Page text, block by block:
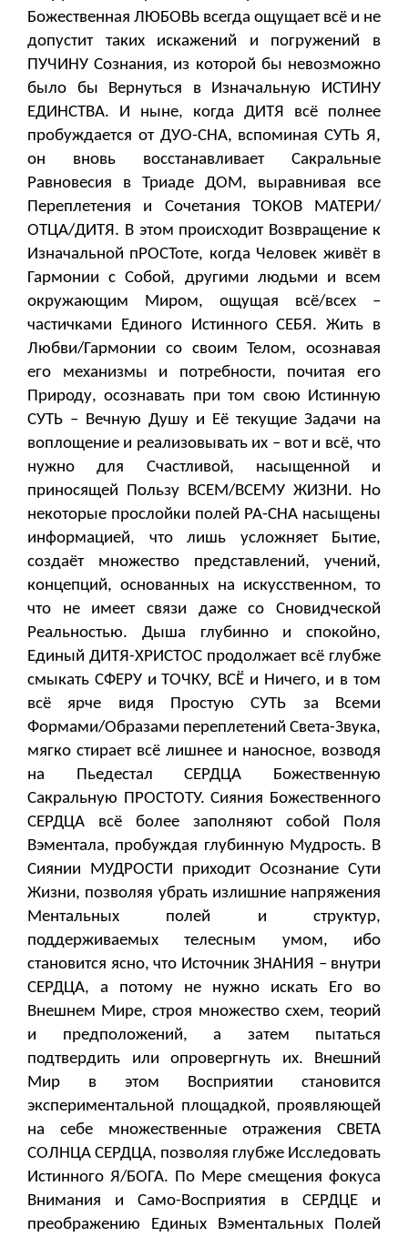
Божественная ЛЮБОВЬ всегда ощущает всё и не
допустит таких искажений и погружений в
ПУЧИНУ Сознания, из которой бы невозможно
было бы Вернуться в Изначальную ИСТИНУ
ЕДИНСТВА. И ныне, когда ДИТЯ всё полнее
пробуждается от ДУО-СНА, вспоминая СУТЬ Я,
он вновь восстанавливает Сакральные
Равновесия в Триаде ДОМ, выравнивая все
Переплетения и Сочетания ТОКОВ МАТЕРИ/
ОТЦА/ДИТЯ. В этом происходит Возвращение к
Изначальной пРОСТоте, когда Человек живёт в
Гармонии с Собой, другими людьми и всем
окружающим Миром, ощущая всё/всех –
частичками Единого Истинного СЕБЯ. Жить в
Любви/Гармонии со своим Телом, осознавая
его механизмы и потребности, почитая его
Природу, осознавать при том свою Истинную
СУТЬ – Вечную Душу и Её текущие Задачи на
воплощение и реализовывать их – вот и всё, что
нужно для Счастливой, насыщенной и
приносящей Пользу ВСЕМ/ВСЕМУ ЖИЗНИ. Но
некоторые прослойки полей РА-СНА насыщены
информацией, что лишь усложняет Бытие,
создаёт множество представлений, учений,
концепций, основанных на искусственном, то
что не имеет связи даже со Сновидческой
Реальностью. Дыша глубинно и спокойно,
Единый ДИТЯ-ХРИСТОС продолжает всё глубже
смыкать СФЕРУ и ТОЧКУ, ВСЁ и Ничего, и в том
всё ярче видя Простую СУТЬ за Всеми
Формами/Образами переплетений Света-Звука,
мягко стирает всё лишнее и наносное, возводя
на Пьедестал СЕРДЦА Божественную
Сакральную ПРОСТОТУ. Сияния Божественного
СЕРДЦА всё более заполняют собой Поля
Вэментала, пробуждая глубинную Мудрость. В
Сиянии МУДРОСТИ приходит Осознание Сути
Жизни, позволяя убрать излишние напряжения
Ментальных полей и структур,
поддерживаемых телесным умом, ибо
становится ясно, что Источник ЗНАНИЯ – внутри
СЕРДЦА, а потому не нужно искать Его во
Внешнем Мире, строя множество схем, теорий
и предположений, а затем пытаться
подтвердить или опровергнуть их. Внешний
Мир в этом Восприятии становится
экспериментальной площадкой, проявляющей
на себе множественные отражения СВЕТА
СОЛНЦА СЕРДЦА, позволяя глубже Исследовать
Истинного Я/БОГА. По Мере смещения фокуса
Внимания и Само-Восприятия в СЕРДЦЕ и
преображению Единых Вэментальных Полей